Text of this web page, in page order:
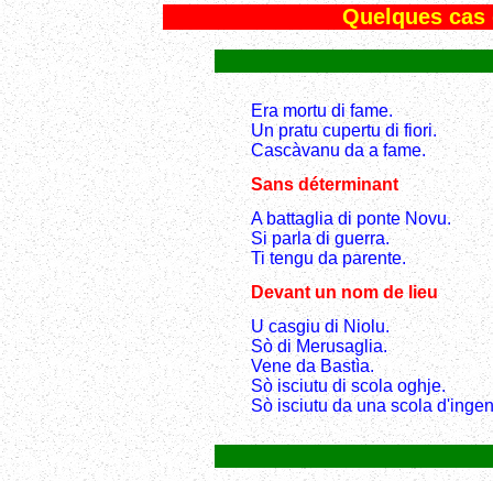
Quelques
Era mortu di fame.
Un pratu cupertu di fiori.
Cascàvanu da a fame.
Sans déterminant
A battaglia di ponte Novu.
Si parla di guerra.
Ti tengu da parente.
Devant un nom de lieu
U casgiu di Niolu.
Sò di Merusaglia.
Vene da Bastìa.
Sò isciutu di scola oghje.
Sò isciutu da una scola